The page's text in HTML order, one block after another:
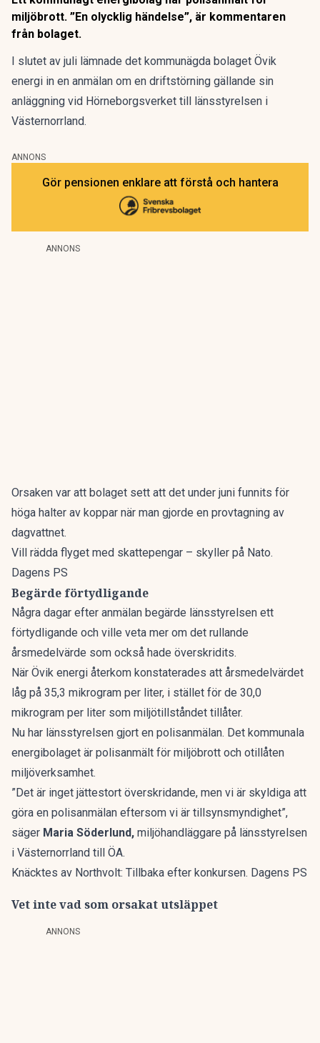
miljöbrott. ”En olycklig händelse”, är kommentaren
från bolaget.
I slutet av juli lämnade det kommunägda bolaget Övik
energi in en anmälan om en driftstörning gällande sin
anläggning vid Hörneborgsverket till länsstyrelsen i
Västernorrland.
ANNONS
Gör pensionen enklare att förstå och hantera
ANNONS
Orsaken var att bolaget sett att det under juni funnits för
höga halter av koppar när man gjorde en provtagning av
dagvattnet.
Vill rädda flyget med skattepengar – skyller på Nato.
Dagens PS
Begärde förtydligande
Några dagar efter anmälan begärde länsstyrelsen ett
förtydligande och ville veta mer om det rullande
årsmedelvärde som också hade överskridits.
När Övik energi återkom konstaterades att årsmedelvärdet
låg på 35,3 mikrogram per liter, i stället för de 30,0
mikrogram per liter som miljötillståndet tillåter.
Nu har länsstyrelsen gjort en polisanmälan. Det kommunala
energibolaget är polisanmält för miljöbrott och otillåten
miljöverksamhet.
”Det är inget jättestort överskridande, men vi är skyldiga att
göra en polisanmälan eftersom vi är tillsynsmyndighet”,
säger Maria Söderlund, miljöhandläggare på länsstyrelsen
i Västernorrland till ÖA.
Knäcktes av Northvolt: Tillbaka efter konkursen. Dagens PS
Vet inte vad som orsakat utsläppet
ANNONS